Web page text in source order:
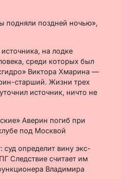
подняли поздней ночью»,
на лодке
среди которых был
Виктора Хмарина —
старший. Жизни трех
источник, ничто не
определит вину экс-
Следствие считает им
Владимира